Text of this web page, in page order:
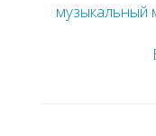
музыкальный